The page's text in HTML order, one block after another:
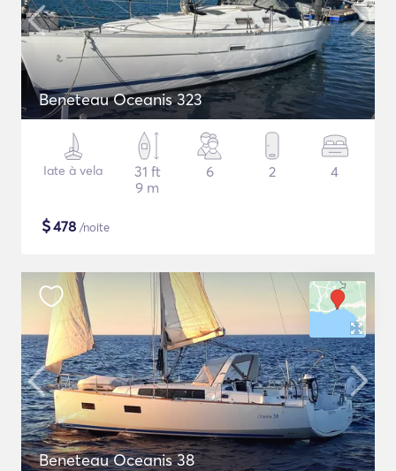
Beneteau Oceanis 323
Iate à vela
31 ft
9 m
6 2 4
$478 /noite
Beneteau Oceanis 38